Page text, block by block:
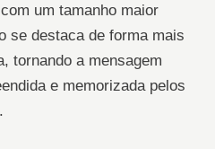
um tamanho maior
se destaca de forma mais
tornando a mensagem
e memorizada pelos